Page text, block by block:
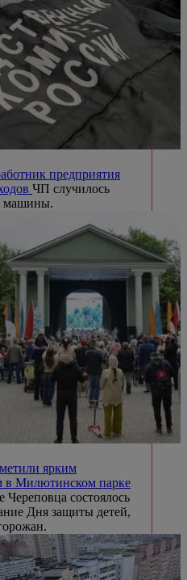
предприятия
ЧП случилось
машины.
ярким
в Милютинском парке
состоялось
Дня защиты детей,